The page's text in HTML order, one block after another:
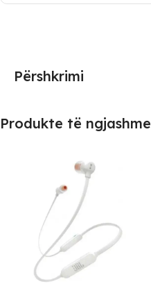
Përshkrimi
Produkte të ngjashme